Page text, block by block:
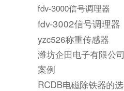
fdv-3000信号调理器
fdv-3002信号调理器
yzc526称重传感器
潍坊企田电子有限公司
案例
RCDB电磁除铁器的选